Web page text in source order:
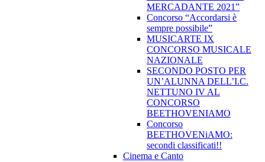
MERCADANTE 2021”
Concorso “Accordarsi è
sempre possibile”
MUSICARTE IX
CONCORSO MUSICALE
NAZIONALE
SECONDO POSTO PER
UN’ALUNNA DELL’I.C.
NETTUNO IV AL
CONCORSO
BEETHOVENIAMO
Concorso
BEETHOVENiAMO:
secondi classificati!!
Cinema e Canto